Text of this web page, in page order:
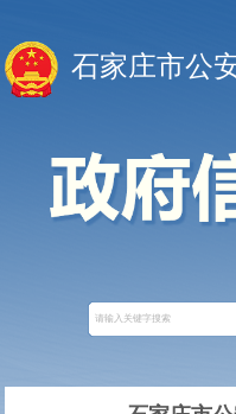
石家庄市公